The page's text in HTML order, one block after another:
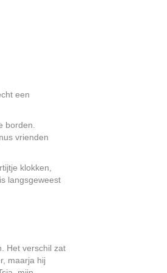
een
borden.
vrienden
klokken,
langsgeweest
Het verschil zat
maarja hij